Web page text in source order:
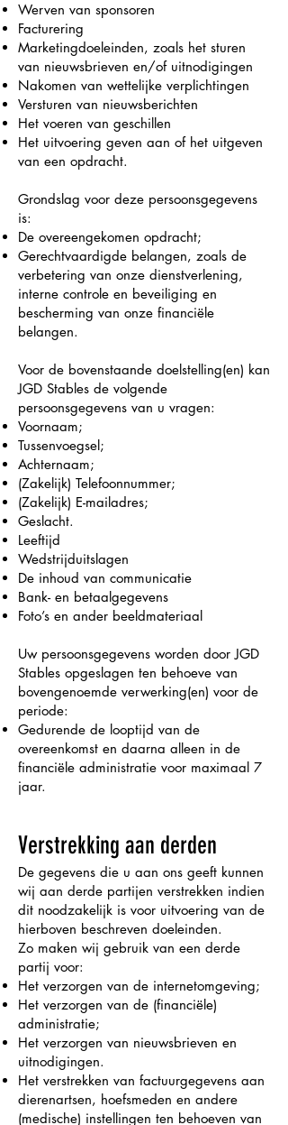
Werven van sponsoren
Facturering
Marketingdoeleinden, zoals het sturen
van nieuwsbrieven en/of uitnodigingen
Nakomen van wettelijke verplichtingen
Versturen van nieuwsberichten
Het voeren van geschillen
Het uitvoering geven aan of het uitgeven
van een opdracht.
Grondslag voor deze persoonsgegevens
is:
De overeengekomen opdracht;
Gerechtvaardigde belangen, zoals de
verbetering van onze dienstverlening,
interne controle en beveiliging en
bescherming van onze financiële
belangen.
Voor de bovenstaande doelstelling(en) kan
JGD Stables de volgende
persoonsgegevens van u vragen:
Voornaam;
Tussenvoegsel;
Achternaam;
(Zakelijk) Telefoonnummer;
(Zakelijk) E-mailadres;
Geslacht.
Leeftijd
Wedstrijduitslagen
De inhoud van communicatie
Bank- en betaalgegevens
Foto’s en ander beeldmateriaal
Uw persoonsgegevens worden door JGD
Stables opgeslagen ten behoeve van
bovengenoemde verwerking(en) voor de
periode:
Gedurende de looptijd van de
overeenkomst en daarna alleen in de
financiële administratie voor maximaal 7
jaar.
Verstrekking aan derden
De gegevens die u aan ons geeft kunnen
wij aan derde partijen verstrekken indien
dit noodzakelijk is voor uitvoering van de
hierboven beschreven doeleinden.
Zo maken wij gebruik van een derde
partij voor:
Het verzorgen van de internetomgeving;
Het verzorgen van de (financiële)
administratie;
Het verzorgen van nieuwsbrieven en
uitnodigingen.
Het verstrekken van factuurgegevens aan
dierenartsen, hoefsmeden en andere
(medische) instellingen ten behoeven van